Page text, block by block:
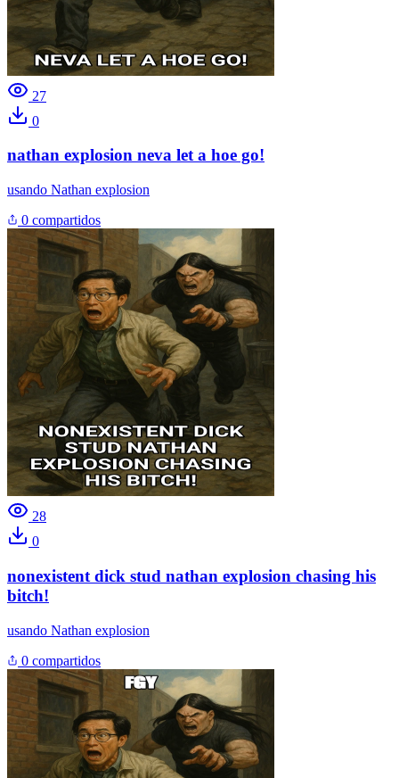
27
0
nathan explosion neva let a hoe go!
usando Nathan explosion
0 compartidos
28
0
nonexistent dick stud nathan explosion chasing his
bitch!
usando Nathan explosion
0 compartidos